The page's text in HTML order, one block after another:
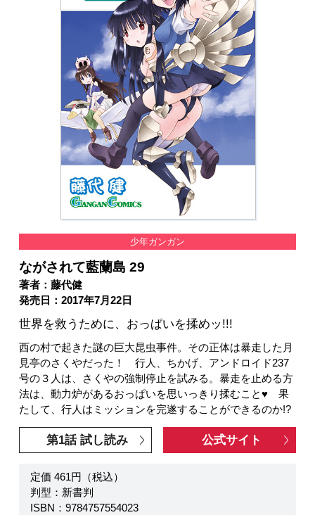
採用情報
スクウェア・エニックス サイト内検索
少年ガンガン
ながされて藍蘭島 29
著者：藤代健
発売日：2017年7月22日
世界を救うために、おっぱいを揉めッ!!!
西の村で起きた謎の巨大昆虫事件。その正体は暴走した月
見亭のさくやだった！ 行人、ちかげ、アンドロイド237
号の３人は、さくやの強制停止を試みる。暴走を止める方
法は、動力炉があるおっぱいを思いっきり揉むこと♥ 果
たして、行人はミッションを完遂することができるのか!?
第1話 試し読み 公式サイト
定価 461円（税込）
判型：新書判
ISBN：9784757554023